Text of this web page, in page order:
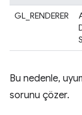
GL_RENDERER
Bu nedenle,
sorunu çözer.